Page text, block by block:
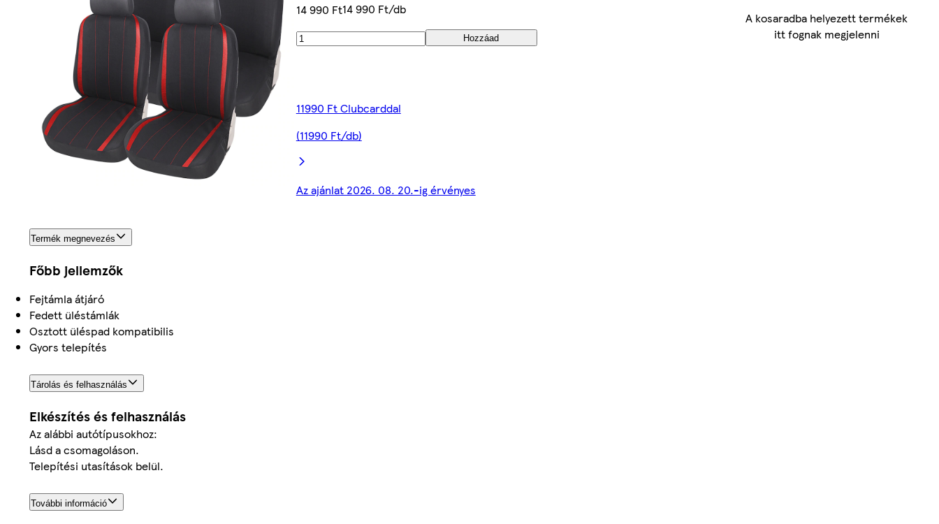
14 990 Ft14 990 Ft/db
Hozzáad
11990 Ft Clubcarddal
(11990 Ft/db)
Az ajánlat 2026. 08. 20.-ig érvényes
Termék megnevezés
Főbb jellemzők
Fejtámla átjáró
Fedett üléstámlák
Osztott üléspad kompatibilis
Gyors telepítés
Tárolás és felhasználás
Elkészítés és felhasználás
Az alábbi autótípusokhoz:
Lásd a csomagoláson.
Telepítési utasítások belül.
További információ
A kosaradba helyezett termékek
itt fognak megjelenni